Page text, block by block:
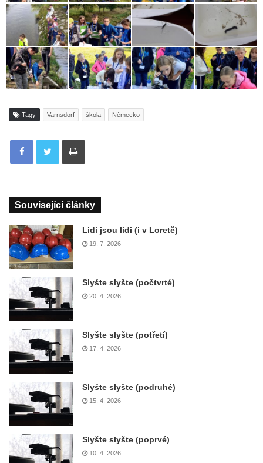
Tagy Varnsdorf škola Německo
Tisknout
Související články
Lidi jsou lidi (i v Loretě)
19. 7. 2026
Slyšte slyšte (počtvrté)
20. 4. 2026
Slyšte slyšte (potřetí)
17. 4. 2026
Slyšte slyšte (podruhé)
15. 4. 2026
Slyšte slyšte (poprvé)
10. 4. 2026